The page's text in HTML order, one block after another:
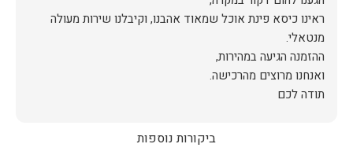
ראינו כיסא פינת אוכל שמאוד אהבנו, וקיבלנו שירות מעולה
תודה לכם
ביקורות נוספות